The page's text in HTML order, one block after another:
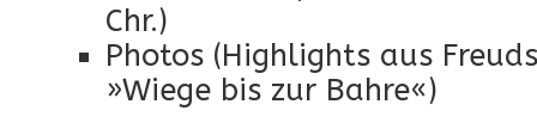
Chr.)
Photos (Highlights aus
»Wiege bis zur Bahre«)